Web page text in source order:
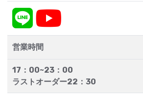
営業時間
17：00~23：00
ラストオーダー22：30